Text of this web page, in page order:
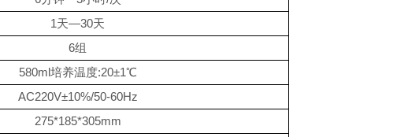
1天—30天
6组
580ml培养温度:20±1℃
AC220V±10%/50-60Hz
275*185*305mm